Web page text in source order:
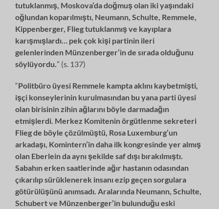
tutuklanmış, Moskova’da doğmuş olan iki yaşındaki
oğlundan koparılmıştı, Neumann, Schulte, Remmele,
Kippenberger, Flieg tutuklanmış ve kayıplara
karışmışlardı… pek çok kişi partinin ileri
gelenlerinden Münzenberger’in de sırada olduğunu
söylüyordu. ” (s. 137)
“Politbüro üyesi Remmele kampta aklını kaybetmişti,
işçi konseylerinin kurulmasından bu yana parti üyesi
olan birisinin zihin ağlarını böyle darmadağın
etmişlerdi. Merkez Komitenin örgütlenme sekreteri
Flieg de böyle çözülmüştü, Rosa Luxemburg’un
arkadaşı, Komintern’in daha ilk kongresinde yer almış
olan Eberlein da aynı şekilde saf dışı bırakılmıştı.
Sabahın erken saatlerinde ağır hastanın odasından
çıkarılıp sürüklenerek insanı ezip geçen sorgulara
götürülüşünü anımsadı. Aralarında Neumann, Schulte,
Schubert ve Münzenberger’in bulunduğu eski